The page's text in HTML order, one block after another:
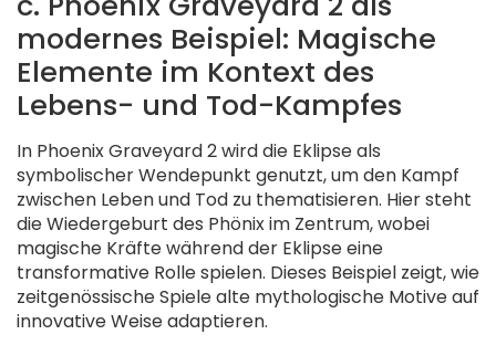
modernes Beispiel: Magische
Elemente im Kontext des
Lebens- und Tod-Kampfes
In Phoenix Graveyard 2 wird die Eklipse als
symbolischer Wendepunkt genutzt, um den Kampf
zwischen Leben und Tod zu thematisieren. Hier steht
die Wiedergeburt des Phönix im Zentrum, wobei
magische Kräfte während der Eklipse eine
transformative Rolle spielen. Dieses Beispiel zeigt, wie
zeitgenössische Spiele alte mythologische Motive auf
innovative Weise adaptieren.